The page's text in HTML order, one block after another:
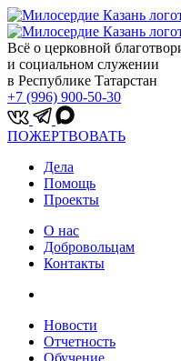
Всё о церковной
и социальном служении
в Республике Татарстан
+7 (996) 900-50-30
ПОЖЕРТВОВАТЬ
Дела
Помощь
Проекты
О нас
Добровольцам
Контакты
Новости
Отчетность
Обучение